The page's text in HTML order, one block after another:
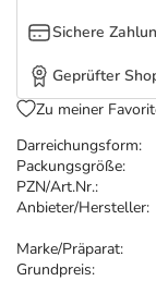
Marken
Darreichungsform:
Packungsgröße:
PZN/Art.Nr.:
Anbieter/Hersteller:
Marke/Präparat:
Grundpreis:
Sichere
Geprüfter
Zu meiner